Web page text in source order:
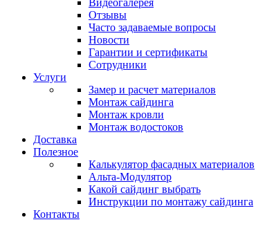
Видеогалерея
Отзывы
Часто задаваемые вопросы
Новости
Гарантии и сертификаты
Сотрудники
Услуги
Замер и расчет материалов
Монтаж сайдинга
Монтаж кровли
Монтаж водостоков
Доставка
Полезное
Калькулятор фасадных материалов
Альта-Модулятор
Какой сайдинг выбрать
Инструкции по монтажу сайдинга
Контакты